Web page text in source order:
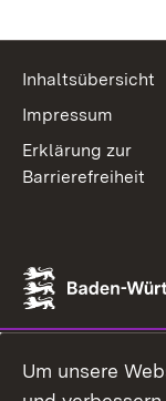
Inhaltsübersicht
Impressum
Erklärung zur
Barrierefreiheit
Um unsere